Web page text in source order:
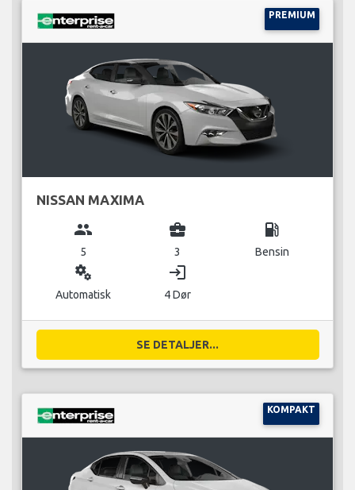
PREMIUM
NISSAN MAXIMA
group
5
business_center
3
local_gas_station
Bensin
miscellaneous_services
Automatisk
login
4 Dør
SE DETALJER...
KOMPAKT